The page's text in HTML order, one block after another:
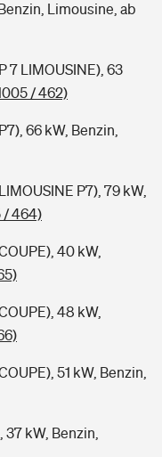
Limousine, ab
7 LIMOUSINE), 63
/ 462)
66 kW, Benzin,
P7), 79 kW,
/ 464)
40 kW,
48 kW,
51 kW, Benzin,
37 kW, Benzin,